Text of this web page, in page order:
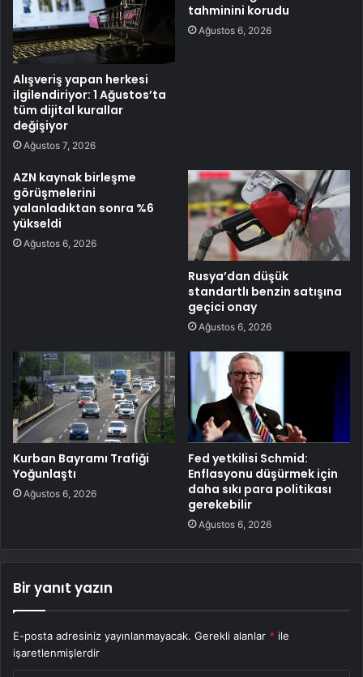
Alışveriş yapan herkesi
ilgilendiriyor: 1 Ağustos’ta
tüm dijital kurallar
değişiyor
Ağustos 7, 2026
tahminini korudu
Ağustos 6, 2026
AZN kaynak birleşme
görüşmelerini
yalanladıktan sonra %6
yükseldi
Ağustos 6, 2026
Rusya’dan düşük
standartlı benzin satışına
geçici onay
Ağustos 6, 2026
Kurban Bayramı Trafiği
Yoğunlaştı
Ağustos 6, 2026
Fed yetkilisi Schmid:
Enflasyonu düşürmek için
daha sıkı para politikası
gerekebilir
Ağustos 6, 2026
Bir yanıt yazın
E-posta adresiniz yayınlanmayacak. Gerekli alanlar * ile
işaretlenmişlerdir